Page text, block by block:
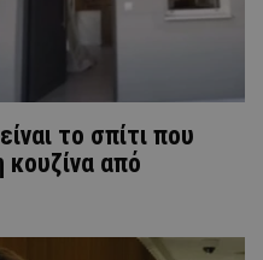
το σπίτι που
από